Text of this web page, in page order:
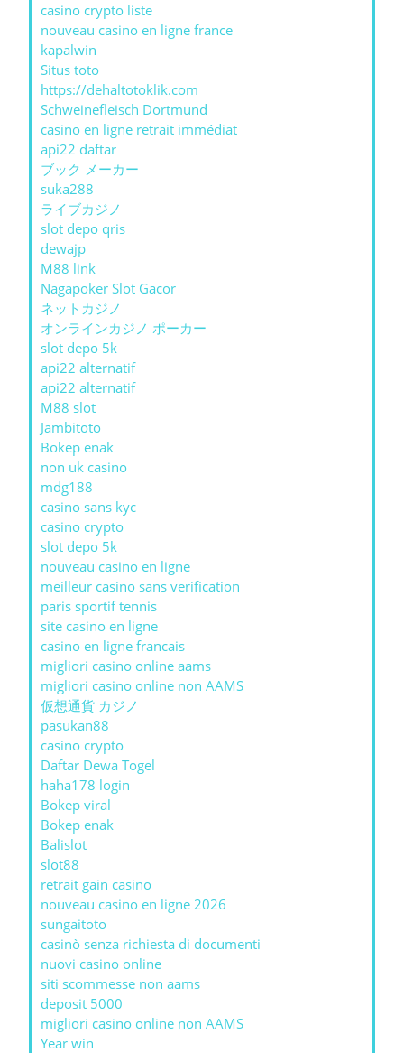
casino crypto liste
nouveau casino en ligne france
kapalwin
Situs toto
https://dehaltotoklik.com
Schweinefleisch Dortmund
casino en ligne retrait immédiat
api22 daftar
ブック メーカー
suka288
ライブカジノ
slot depo qris
dewajp
M88 link
Nagapoker Slot Gacor
ネットカジノ
オンラインカジノ ポーカー
slot depo 5k
api22 alternatif
api22 alternatif
M88 slot
Jambitoto
Bokep enak
non uk casino
mdg188
casino sans kyc
casino crypto
slot depo 5k
nouveau casino en ligne
meilleur casino sans verification
paris sportif tennis
site casino en ligne
casino en ligne francais
migliori casino online aams
migliori casino online non AAMS
仮想通貨 カジノ
pasukan88
casino crypto
Daftar Dewa Togel
haha178 login
Bokep viral
Bokep enak
Balislot
slot88
retrait gain casino
nouveau casino en ligne 2026
sungaitoto
casinò senza richiesta di documenti
nuovi casino online
siti scommesse non aams
deposit 5000
migliori casino online non AAMS
Year win